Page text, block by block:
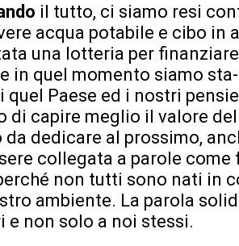
il tutto, ci siamo resi
acqua potabile e cibo in
una lotteria per
in quel momento siamo
quel Paese ed i nostri
di capire meglio il valore
da dedicare al prossimo,
collegata a parole
non tutti sono nati in
ambiente. La parola
e non solo a noi stessi.